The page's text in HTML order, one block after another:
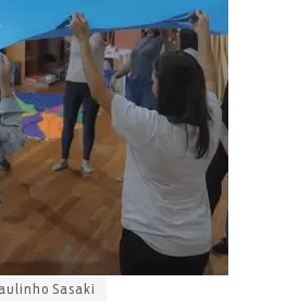
Sasaki